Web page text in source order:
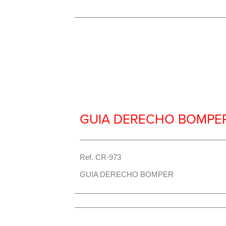
GUIA DERECHO
Ref. CR-973
GUIA DERECHO BOMPER